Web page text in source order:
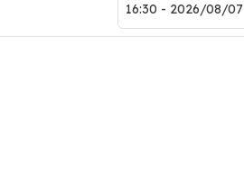
2026/08/07 - 16:30